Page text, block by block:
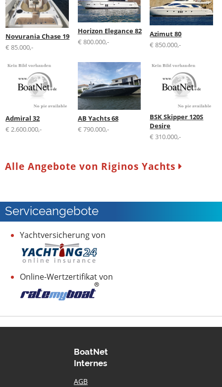
Novurania Chase 19
€ 85.000,-
Horizon Elegance 82
€ 800.000,-
Azimut 80
€ 850.000,-
Admiral 32
€ 2.600.000,-
AB Yachts 68
€ 790.000,-
BSK Skipper 120S
Desire
€ 310.000,-
Alle Angebote von Riginos Yachts
Serviceangebote
Yachtversicherung von
Online-Wertzertifikat von
BoatNet
Internes
AGB